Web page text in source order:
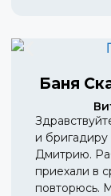
Баня
и
Дмитрию.
приехали в
повторюсь.